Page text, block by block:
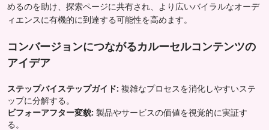
めるのを助け、探索ページに共有され、より広いバイラルなオーデ
ィエンスに有機的に到達する可能性を高めます。
コンバージョンにつながるカルーセルコンテンツの
アイデア
ステップバイステップガイド: 複雑なプロセスを消化しやすいステ
ップに分解する。
ビフォーアフター変貌: 製品やサービスの価値を視覚的に実証す
る。